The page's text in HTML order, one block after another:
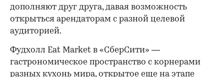
дополняют друг друга, давая возможность
открыться арендаторам с разной целевой
аудиторией.
Фудхолл Eat Market в «СберСити» —
гастрономическое пространство с корнерами
разных кухонь мира, открытое еще на этапе